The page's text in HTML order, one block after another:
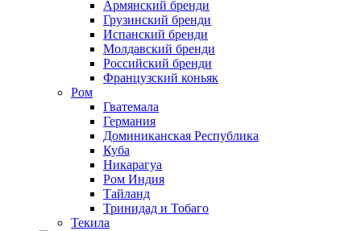
Армянский бренди
Грузинский бренди
Испанский бренди
Молдавский бренди
Российский бренди
Французский коньяк
Ром
Гватемала
Германия
Доминиканская Республика
Куба
Никарагуа
Ром Индия
Тайланд
Тринидад и Тобаго
Текила